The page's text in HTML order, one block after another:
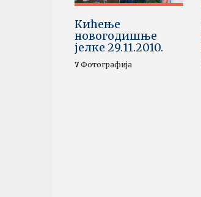
Кићење
новогодишње
јелке 29.11.2010.
7 Фотографија